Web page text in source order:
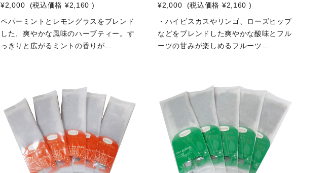
¥2,000 (税込価格 ¥2,160 )
ペパーミントとレモングラスをブレンド
した、爽やかな風味のハーブティー。す
っきりと広がるミントの香りが...
¥2,000 (税込価格 ¥2,160 )
・ハイビスカスやリンゴ、ローズヒップ
などをブレンドした爽やかな酸味とフル
ーツの甘みが楽しめるフルーツ...